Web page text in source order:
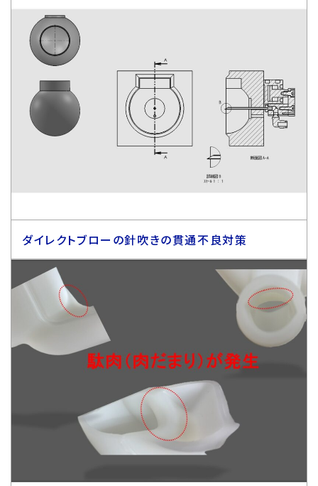
ダイレクトブローの針吹きの貫通不良対策